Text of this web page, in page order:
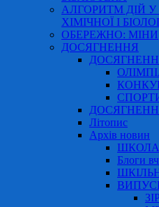
АЛГОРИТМ ДІЙ У
ХІМІЧНОЇ І
ОБЕРЕЖНО: МІНИ
ДОСЯГНЕННЯ
Літопис
Архів новин
ШКОЛА
Блоги